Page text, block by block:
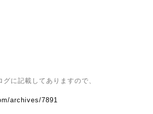
に記載してありますので、
archives/7891